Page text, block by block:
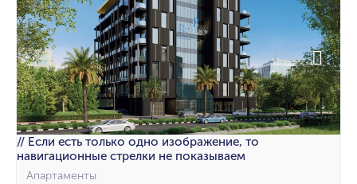
// Если есть только одно изображение, то
навигационные стрелки не показываем
Апартаменты